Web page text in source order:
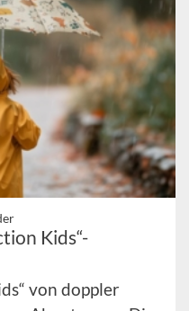
Kids“-
von doppler